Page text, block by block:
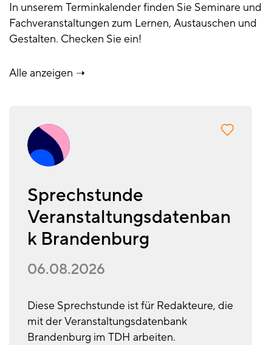
In unserem Terminkalender finden Sie Seminare und
Fachveranstaltungen zum Lernen, Austauschen und
Gestalten. Checken Sie ein!
Alle anzeigen
Sprechstunde
Veranstaltungsdatenban
k Brandenburg
06.08.2026
Diese Sprechstunde ist für Redakteure, die
mit der Veranstaltungsdatenbank
Brandenburg im TDH arbeiten.